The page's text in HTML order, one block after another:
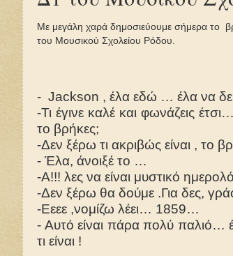
Με μεγάλη χαρά δημοσιεύουμε σήμερα το
του Μουσικού Σχολείου Ρόδου.
- Jackson , έλα εδώ … έλα να
-Τι έγινε καλέ και φωνάζεις
το βρήκες;
-Δεν ξέρω τι ακριβώς είναι ,
- Έλα, άνοιξέ το …
-Α!!! λες να είναι μυστικό
-Δεν ξέρω θα δούμε .Για δες,
-Εεεε ,νομίζω λέει… 1859…
- Αυτό είναι πάρα πολύ παλιό…
τι είναι !